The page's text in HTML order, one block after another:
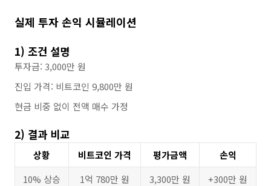
실제 투자 손익 시뮬레이션
1) 조건 설명
투자금: 3,000만 원
진입 가격: 비트코인 9,800만 원
현금 비중 없이 전액 매수 가정
2) 결과 비교
상황 비트코인 가격 평가금액
손익
10% 상승
1억 780만 원 3,300만 원
+300만 원